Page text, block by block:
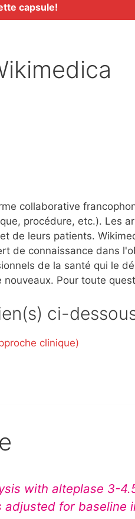
capsule!
collaborative
procédure, etc.). Les
de leurs patients.
de connaissance dans
de la santé qui le
Pour toute
ci-
clinique)
with alteplase 3-
adjusted for baseline